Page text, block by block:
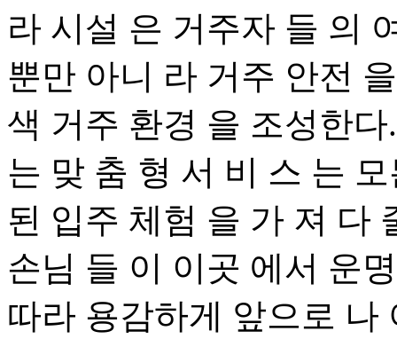
라 시설 은 거주자 들 의
뿐만 아니 라 거주 안전
색 거주 환경 을 조성한
는 맞 춤 형 서 비 스 는
된 입주 체험 을 가 져 다
손님 들 이 이곳 에서 운
따라 용감하게 앞으로 나